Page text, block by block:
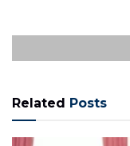
Related Posts